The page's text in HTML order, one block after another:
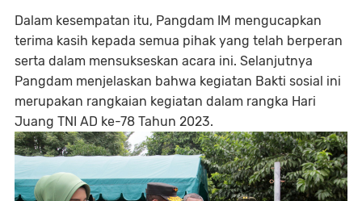
Dalam kesempatan itu, Pangdam IM mengucapkan
terima kasih kepada semua pihak yang telah berperan
serta dalam mensukseskan acara ini. Selanjutnya
Pangdam menjelaskan bahwa kegiatan Bakti sosial ini
merupakan rangkaian kegiatan dalam rangka Hari
Juang TNI AD ke-78 Tahun 2023.